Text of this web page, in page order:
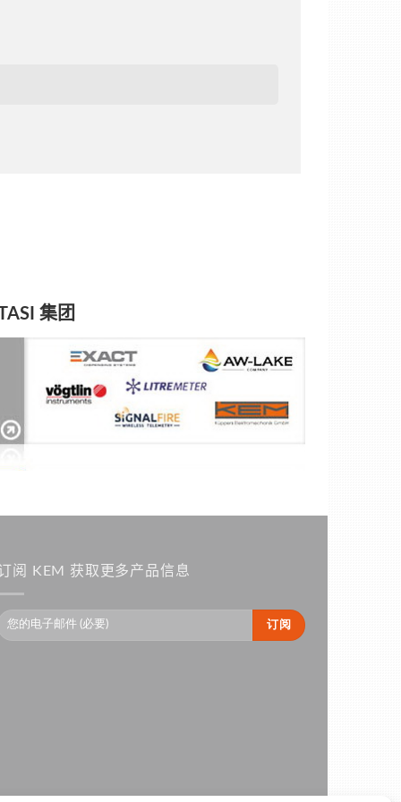
集团
阅 KEM 获取更多产品信息